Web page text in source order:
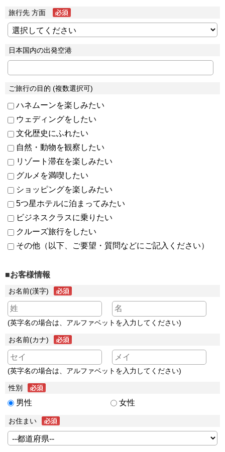
旅行先 方面
日本国内の出発空港
ご旅行の目的 (複数選択可)
ハネムーンを楽しみたい
ウェディングをしたい
文化歴史にふれたい
自然・動物を観察したい
リゾート滞在を楽しみたい
グルメを満喫したい
ショッピングを楽しみたい
5つ星ホテルに泊まってみたい
ビジネスクラスに乗りたい
クルーズ旅行をしたい
その他（以下、ご要望・質問などにご記入ください）
■お客様情報
お名前(漢字)
(英字名の場合は、アルファベットを入力してください)
お名前(カナ)
(英字名の場合は、アルファベットを入力してください)
性別
男性 女性
お住まい